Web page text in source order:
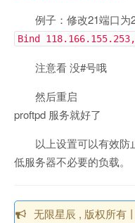
例子：修改21端口为
Bind
注意看 没#号哦
然后重启
proftpd 服务就好了
以上设置可以有效防
低服务器不必要的负载。
无限星辰 , 版权所有